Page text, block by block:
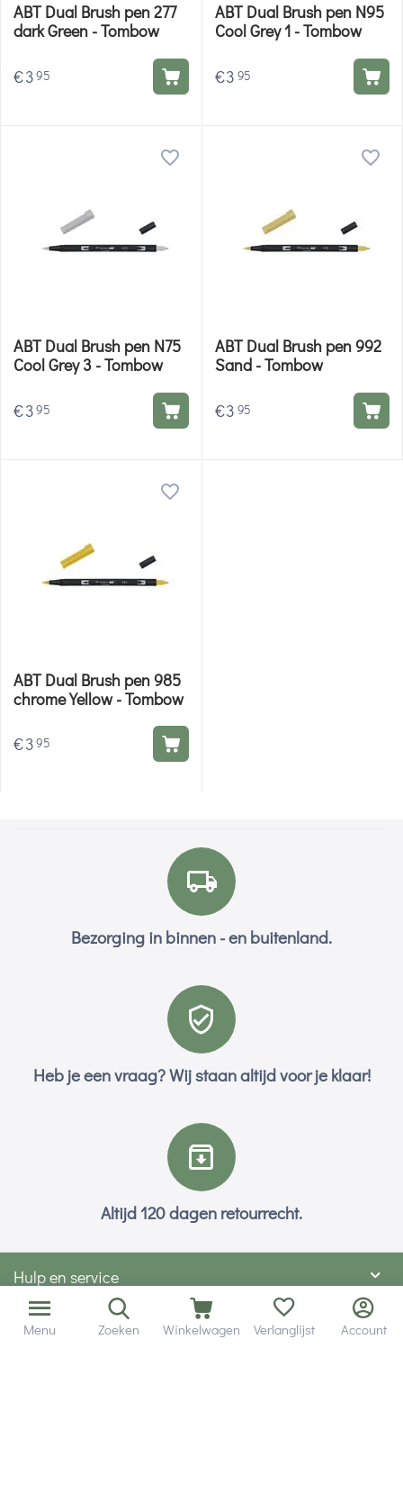
ABT Dual Brush pen 277
dark Green - Tombow
€395
ABT Dual Brush pen N95
Cool Grey 1 - Tombow
€3 95
ABT Dual Brush pen N75
Cool Grey 3 - Tombow
€395
ABT Dual Brush pen 992
Sand - Tombow
€3 95
ABT Dual Brush pen 985
chrome Yellow - Tombow
€395
Bezorging in binnen - en buitenland.
Heb je een vraag? Wij staan altijd voor je klaar!
Altijd 120 dagen retourrecht.
Hulp en service
Contact gegevens
Menu Zoeken Winkelwagen Verlanglijst Account